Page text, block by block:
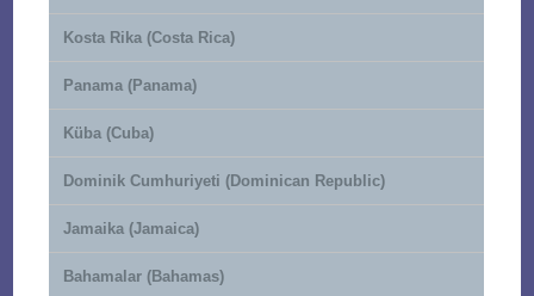
Kosta Rika (Costa Rica)
Panama (Panama)
Küba (Cuba)
Dominik Cumhuriyeti (Dominican Republic)
Jamaika (Jamaica)
Bahamalar (Bahamas)